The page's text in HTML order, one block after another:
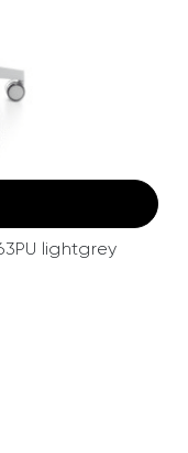
lightgrey